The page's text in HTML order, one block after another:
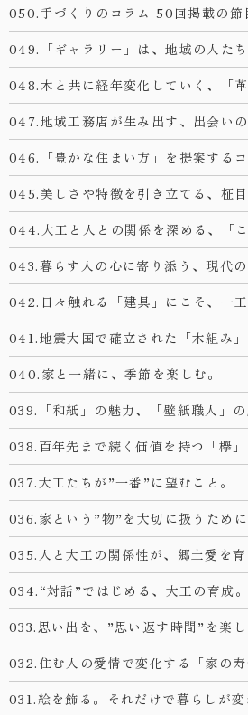
050.手づくりのコラム 50回掲載の節
049.「ギャラリー」は、地域の人たち
048.木と共に経年変化していく、「革
047.地域工務店が生み出す、出会いの
046.「豊かな住まい方」を提案する
045.美しさや特徴を引き立てる、柾目
044.大工と人との関係を深める、「こ
043.暮らす人の心に寄り添う、現代の
042.日々触れる「建具」にこそ、一工
041.地震大国で確立された「木組み」
040.家と一緒に、季節を楽しむ。
039.「和紙」の魅力、「壁紙職人」の
038.百年先まで続く価値を持つ「欅」
037.大工たちが”一番”に望むこと。
036.家という”物”を大切に扱うために
035.人と大工の関係性が、郷土愛を育
034.“対話”ではじめる、大工の育成。
033.思い出を、”思い返す時間”を楽し
032.住む人の愛情で変化する「家の寿
031.絵を飾る。それだけで暮らしが変